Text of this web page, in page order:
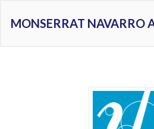
MONSERRAT NAVARRO